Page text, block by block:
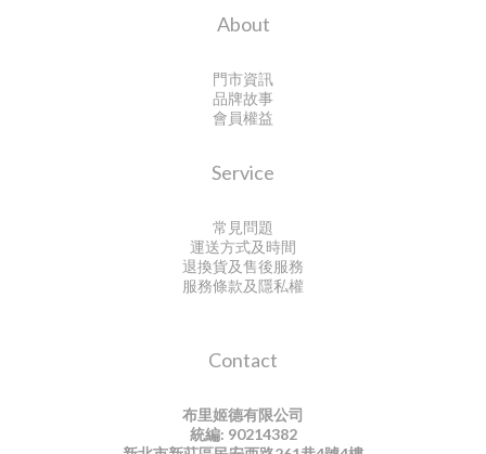
About
門市資訊
品牌故事
會員權益
Service
常見問題
運送方式及時間
退換貨及售後服務
服務條款及隱私權
Contact
布里姬德有限公司
統編: 90214382